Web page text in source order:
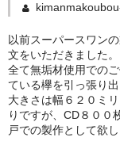
以前スーパースワン
文をいただきました。
全て無垢材使用での
ている欅を引っ張り
大きさは幅６２０ミ
りですが、CD８００
戸での製作として欲